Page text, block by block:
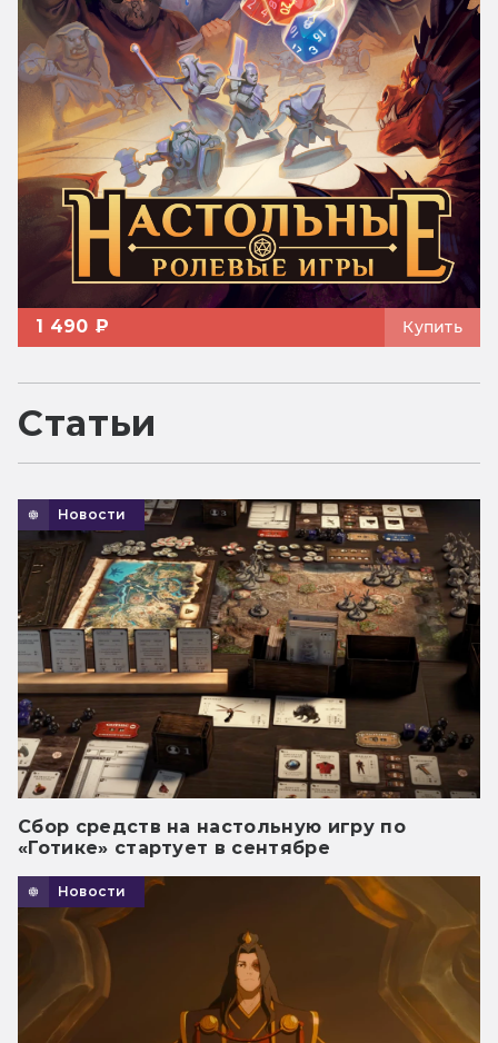
1 490 ₽ Купить
Статьи
Новости
Сбор средств на настольную игру по
«Готике» стартует в сентябре
Новости